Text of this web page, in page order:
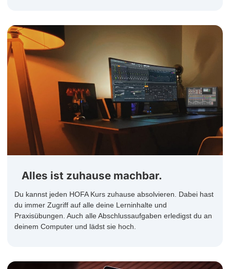
Alles ist zuhause machbar.
Du kannst jeden HOFA Kurs zuhause absolvieren. Dabei hast
du immer Zugriff auf alle deine Lerninhalte und
Praxisübungen. Auch alle Abschlussaufgaben erledigst du an
deinem Computer und lädst sie hoch.